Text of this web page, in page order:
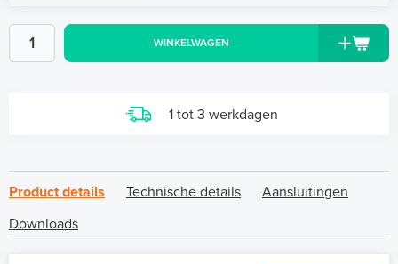
WINKELWAGEN
1 tot 3 werkdagen
Product details Technische details
Aansluitingen
Downloads